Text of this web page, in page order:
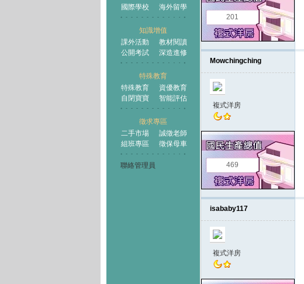
國際學校
海外留學
知識增值
課外活動
教材閱讀
公開考試
深造進修
特殊教育
特殊教育
資優教育
自閉寶寶
智能評估
徵求專區
二手市場
誠徵老師
組班專區
徵保母車
聯絡管理員
201
Mowchingching
複式洋房
469
isababy117
複式洋房